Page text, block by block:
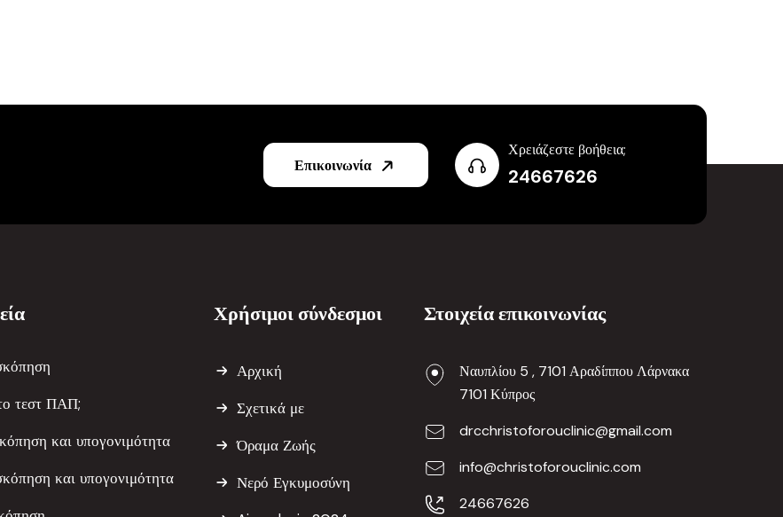
Επικοινωνία
Χρειάζεστε βοήθεια;
24667626
τεστ ΠΑΠ;
και υπογονιμότητα
και υπογονιμότητα
Χρήσιμοι σύνδεσμοι
Αρχική
Σχετικά με
Όραμα Ζωής
Νερό Εγκυμοσύνη
Στοιχεία επικοινωνίας
Ναυπλίου 5 , 7101 Αραδίππου Λάρνακα
7101 Κύπρος
drcchristoforouclinic@gmail.com
info@christoforouclinic.com
24667626